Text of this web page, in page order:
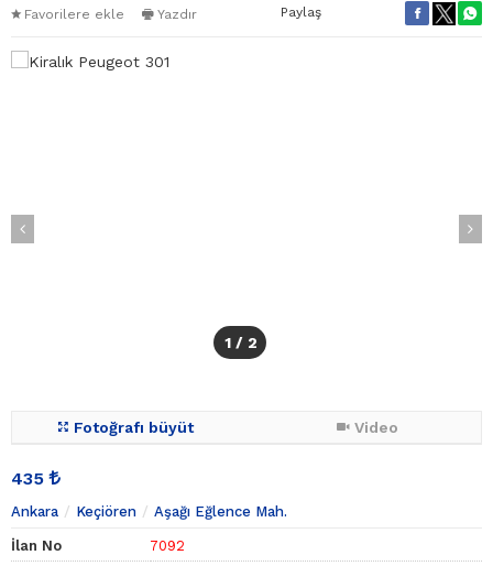
Favorilere ekle Yazdır Paylaş
1 / 2
Fotoğrafı büyüt Video
435
Ankara Keçiören Aşağı Eğlence Mah.
İlan No
7092